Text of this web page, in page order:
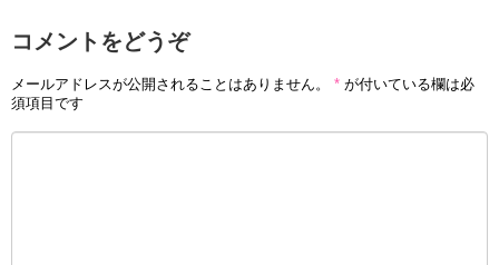
コメントをどうぞ
メールアドレスが公開されることはありません。 * が付いている欄は必
須項目です